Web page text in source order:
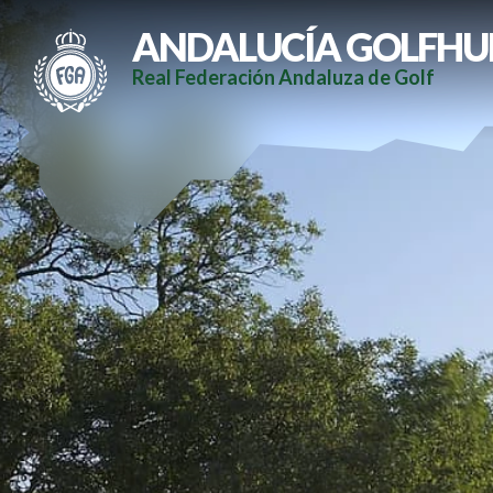
ANDALUCÍA
Real Federación Andaluza de Golf